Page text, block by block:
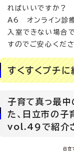
ればいいですか？
A6 オンライン診
入室できない場合
すのでご安心くださ
すくすくプチに
子育て真っ最中
た、日立市の子
vol.49で紹介さ